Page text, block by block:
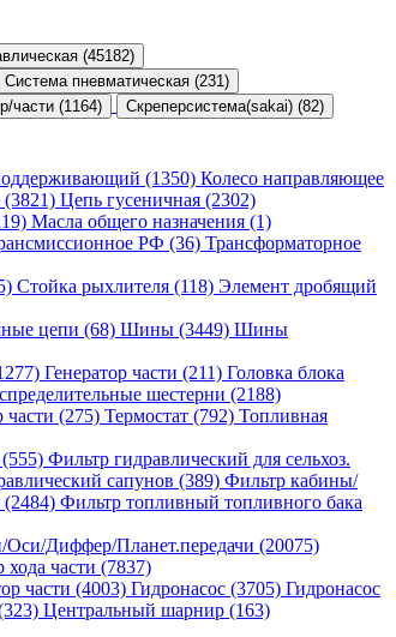
(45182)
Система пневматическая (231)
части (1164)
Скреперсистема(sakai) (82)
(1350) Колесо направляющее
(3821) Цепь гусеничная (2302)
Масла общего назначения (1)
РФ (36) Трансформаторное
Стойка рыхлителя (118) Элемент дробящий
цепи (68) Шины (3449) Шины
Генератор части (211) Головка блока
шестерни (2188)
части (275) Термостат (792) Топливная
Фильтр гидравлический для сельхоз.
сапунов (389) Фильтр кабины/
(2484) Фильтр топливный топливного бака
Оси/Диффер/Планет.передачи (20075)
хода части (7837)
части (4003) Гидронасос (3705) Гидронасос
Центральный шарнир (163)